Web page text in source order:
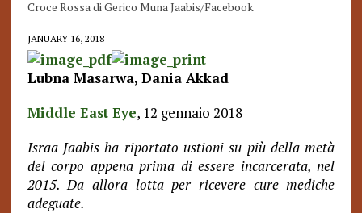
Croce Rossa di Gerico Muna Jaabis/Facebook
JANUARY 16, 2018
Lubna Masarwa, Dania Akkad
Middle East Eye, 12 gennaio 2018
Israa Jaabis ha riportato ustioni su più della metà
del corpo appena prima di essere incarcerata, nel
2015. Da allora lotta per ricevere cure mediche
adeguate.